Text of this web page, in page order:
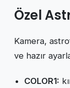
Özel
Kamera,
ve hazır
COLOR1: